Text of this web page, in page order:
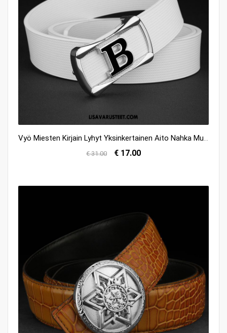
€ 31.00 € 17.00